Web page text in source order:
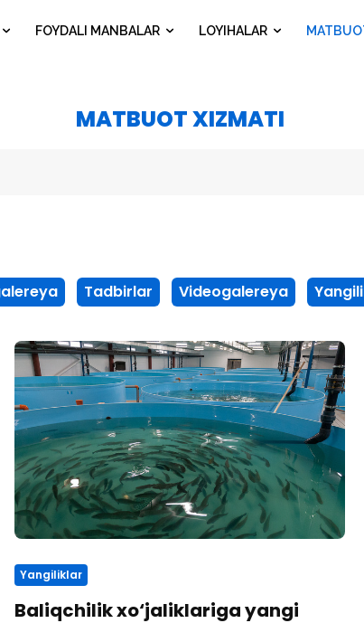
FOYDALI MANBALAR LOYIHALAR
MATBUOT XIZMATI
Tadbirlar Videogalereya
Yangiliklar
Baliqchilik xo‘jaliklariga yangi